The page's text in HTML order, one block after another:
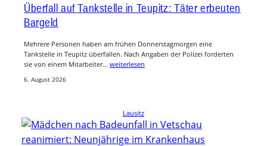
Überfall auf Tankstelle in Teupitz: Täter erbeuten
Bargeld
Mehrere Personen haben am frühen Donnerstagmorgen eine
Tankstelle in Teupitz überfallen. Nach Angaben der Polizei forderten
sie von einem Mitarbeiter… weiterlesen
6. August 2026
Lausitz